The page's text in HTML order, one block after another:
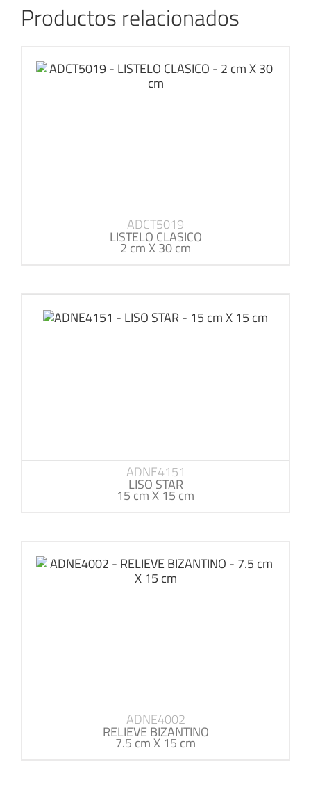
Productos relacionados
ADCT5019
LISTELO CLASICO
2 cm X 30 cm
ADNE4151
LISO STAR
15 cm X 15 cm
ADNE4002
RELIEVE BIZANTINO
7.5 cm X 15 cm